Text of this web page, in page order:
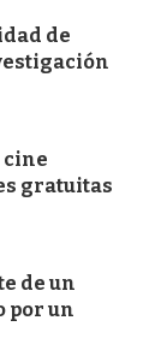
de
cine
gratuitas
de un
por un